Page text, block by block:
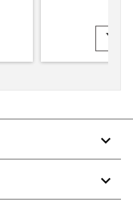


